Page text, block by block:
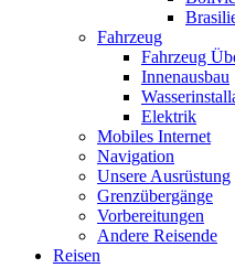
Fahrzeug
Fahrzeug
Innenausbau
Elektrik
Mobiles Internet
Navigation
Unsere Ausrüstung
Grenzübergänge
Vorbereitungen
Andere Reisende
Reisen